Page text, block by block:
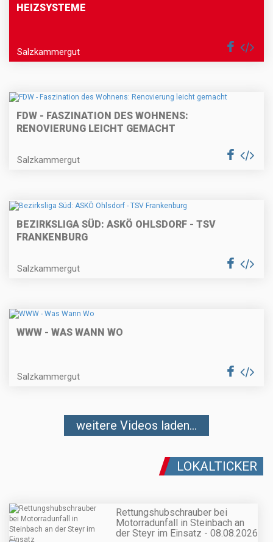
HEIZSYSTEME
Salzkammergut
FDW - FASZINATION DES WOHNENS:
RENOVIERUNG LEICHT GEMACHT
Salzkammergut
BEZIRKSLIGA SÜD: ASKÖ OHLSDORF - TSV
FRANKENBURG
Salzkammergut
WWW - WAS WANN WO
Salzkammergut
weitere Videos laden...
LOKALTICKER
Rettungshubschrauber bei
Motorradunfall in Steinbach an
der Steyr im Einsatz - 08.08.2026